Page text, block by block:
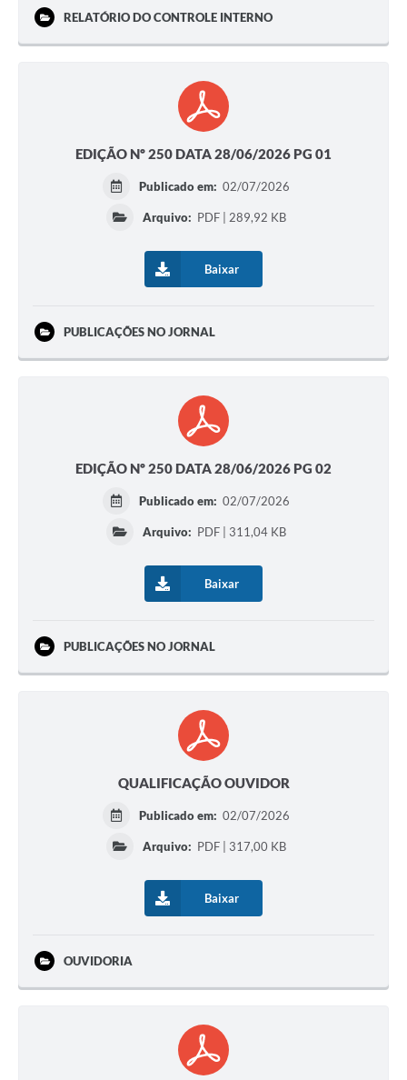
RELATÓRIO DO CONTROLE INTERNO
EDIÇÃO Nº 250 DATA 28/06/2026 PG 01
Publicado em: 02/07/2026
Arquivo: PDF | 289,92 KB
Baixar
PUBLICAÇÕES NO JORNAL
EDIÇÃO Nº 250 DATA 28/06/2026 PG 02
Publicado em: 02/07/2026
Arquivo: PDF | 311,04 KB
Baixar
PUBLICAÇÕES NO JORNAL
QUALIFICAÇÃO OUVIDOR
Publicado em: 02/07/2026
Arquivo: PDF | 317,00 KB
Baixar
OUVIDORIA